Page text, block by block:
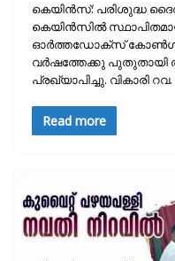
കെയിൻസ്: പരിശുദ്ധ
കെയിൻസിൽ
ഓർത്തഡോക്സ്
വർഷത്തേക്കു പുതുതായി
പ്രഖ്യാപിച്ചു. വികാരി റവ.
Read more